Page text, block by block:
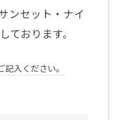
ンセット・ナイ
ております。
入ください。